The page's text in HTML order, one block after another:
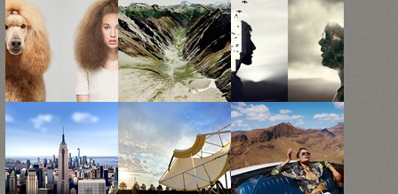
10 портретов
собак и их ...
Скриншоты
Google Earth
превратили
в ...
Сюрреалистические
фотографии
Кристофера
Джея